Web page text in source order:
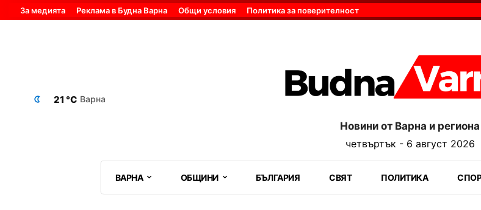
За медията Реклама в Будна Варна Общи условия Политика за поверителност
21 °C Варна
Новини от Варна и региона
четвъртък - 6 август 2026
ВАРНА ОБЩИНИ БЪЛГАРИЯ СВЯТ ПОЛИТИКА